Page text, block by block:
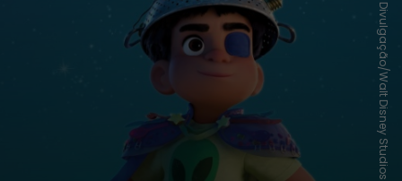
Divulgação/Walt Disney Studios